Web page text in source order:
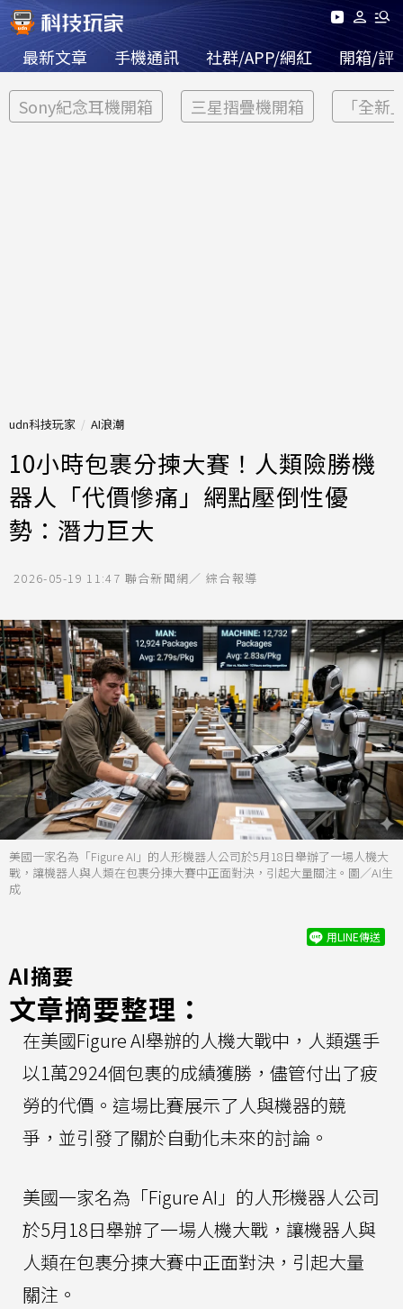
最新文章 手機通訊 社群/APP/網紅 開箱/評
Sony紀念耳機開箱 三星摺疊機開箱 「全新
udn科技玩家 AI浪潮
10小時包裹分揀大賽！人類險勝機
器人「代價慘痛」網點壓倒性優
勢：潛力巨大
2026-05-19 11:47 聯合新聞網／ 綜合報導
美國一家名為「Figure AI」的人形機器人公司於5月18日舉辦了一場人機大
戰，讓機器人與人類在包裹分揀大賽中正面對決，引起大量關注。圖／AI生
成
用LINE傳送
AI摘要
文章摘要整理：
在美國Figure AI舉辦的人機大戰中，人類選手
以1萬2924個包裹的成績獲勝，儘管付出了疲
勞的代價。這場比賽展示了人與機器的競
爭，並引發了關於自動化未來的討論。
美國一家名為「Figure AI」的人形機器人公司
於5月18日舉辦了一場人機大戰，讓機器人與
人類在包裹分揀大賽中正面對決，引起大量
關注。